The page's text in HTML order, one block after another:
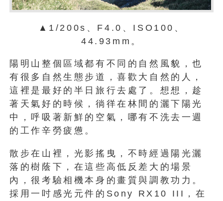
▲1/200s、F4.0、ISO100、
44.93mm。
陽明山整個區域都有不同的自然風貌，也
有很多自然生態步道，喜歡大自然的人，
這裡是最好的半日旅行去處了。想想，趁
著天氣好的時候，徜徉在林間的灑下陽光
中，呼吸著新鮮的空氣，哪有不洗去一週
的工作辛勞疲憊。
散步在山裡，光影搖曳，不時經過陽光灑
落的樹蔭下，在這些高低反差大的場景
內，很考驗相機本身的畫質與調教功力。
採用一吋感光元件的Sony RX10 III，在